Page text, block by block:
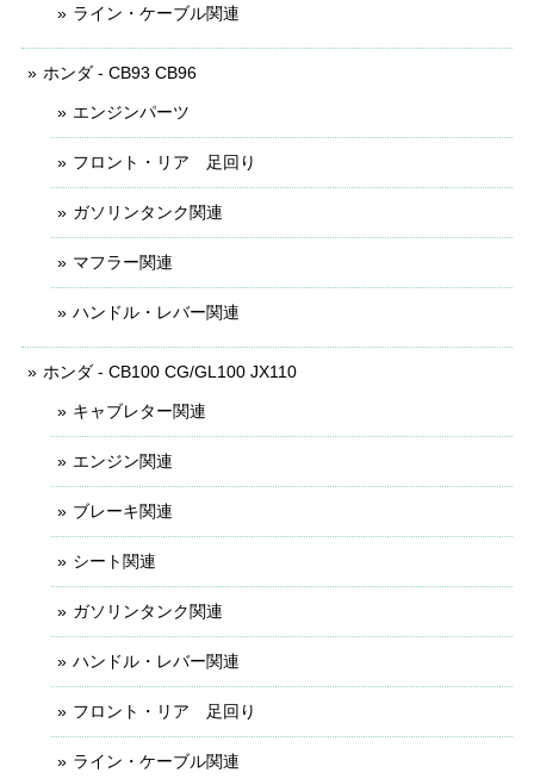
ライン・ケーブル関連
ホンダ - CB93 CB96
エンジンパーツ
フロント・リア 足回り
ガソリンタンク関連
マフラー関連
ハンドル・レバー関連
ホンダ - CB100 CG/GL100 JX110
キャブレター関連
エンジン関連
ブレーキ関連
シート関連
ガソリンタンク関連
ハンドル・レバー関連
フロント・リア 足回り
ライン・ケーブル関連